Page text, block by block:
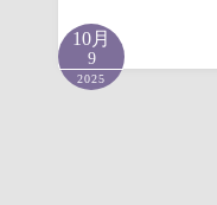
10月
9
2025